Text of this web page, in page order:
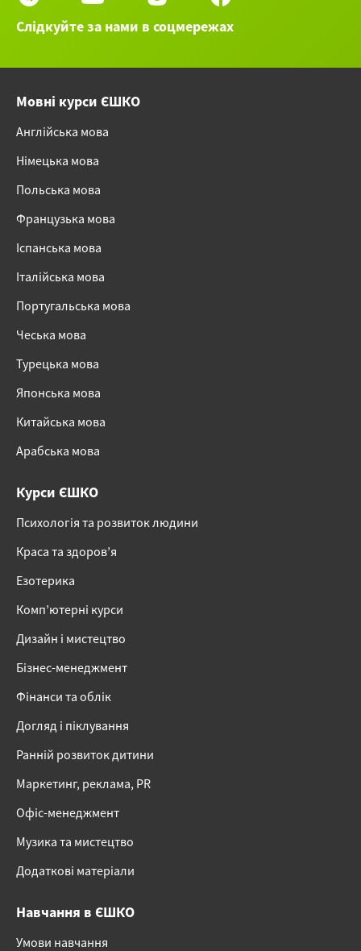
Слідкуйте за нами в соцмережах
Мовні курси ЄШКО
Англійська мова
Німецька мова
Польська мова
Французька мова
Іспанська мова
Італійська мова
Португальська мова
Чеська мова
Турецька мова
Японська мова
Китайська мова
Арабська мова
Курси ЄШКО
Психологія та розвиток людини
Краса та здоров’я
Езотерика
Комп’ютерні курси
Дизайн і мистецтво
Бізнес-менеджмент
Фінанси та облік
Догляд і піклування
Ранній розвиток дитини
Маркетинг, реклама, PR
Офіс-менеджмент
Музика та мистецтво
Додаткові матеріали
Навчання в ЄШКО
Умови навчання